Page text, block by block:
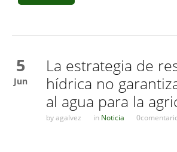
5
Jun
La estrategia de
hídrica no
al agua para la
byagalvez in Noticia